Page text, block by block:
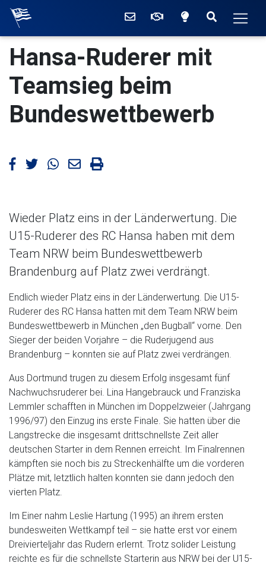
Willkommen beim
KontaktMitglied werden
Zwischen
Suchen
Die aktuellen
Hansa-Ruderer mit
Teamsieg beim
Bundeswettbewerb
Artikel bei Facebook teilen
Artikel bei Twitter teilen
Artikel bei WhatsApp teilen
Artikel mailen
Artikel drucken
Wieder Platz eins in der Länderwertung. Die
U15-Ruderer des RC Hansa haben mit dem
Team NRW beim Bundeswettbewerb
Brandenburg auf Platz zwei verdrängt.
Endlich wieder Platz eins in der Länderwertung. Die U15-
Ruderer des RC Hansa hatten mit dem Team NRW beim
Bundeswettbewerb in München „den Bugball“ vorne. Den
Sieger der beiden Vorjahre – die Ruderjugend aus
Brandenburg – konnten sie auf Platz zwei verdrängen.
Aus Dortmund trugen zu diesem Erfolg insgesamt fünf
Nachwuchsruderer bei. Lina Hangebrauck und Franziska
Lemmler schafften in München im Doppelzweier (Jahrgang
1996/97) den Einzug ins erste Finale. Sie hatten über die
Langstrecke die insgesamt drittschnellste Zeit aller
deutschen Starter in dem Rennen erreicht. Im Finalrennen
kämpften sie noch bis zu Streckenhälfte um die vorderen
Plätze mit, letztlich halten konnten sie dann jedoch den
vierten Platz.
Im Einer nahm Leslie Hartung (1995) an ihrem ersten
bundesweiten Wettkampf teil – sie hatte erst vor einem
Dreivierteljahr das Rudern erlernt. Trotz solider Leistung
reichte es für die schnellste Starterin aus NRW bei der U15-